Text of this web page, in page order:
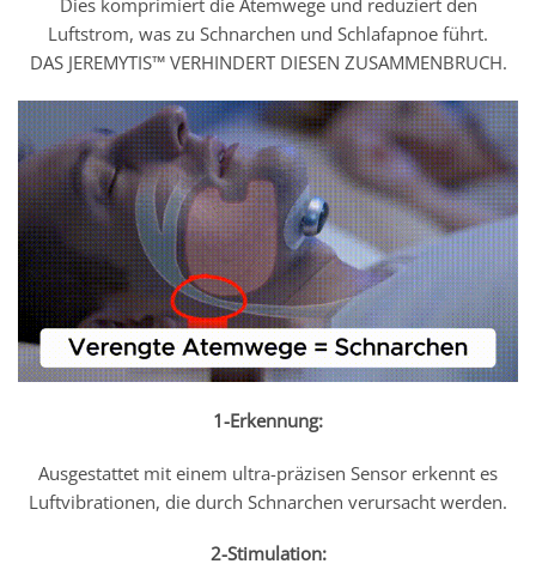
Dies komprimiert die Atemwege und reduziert den
Luftstrom, was zu Schnarchen und Schlafapnoe führt.
DAS JEREMYTIS™ VERHINDERT DIESEN ZUSAMMENBRUCH.
1-Erkennung:
Ausgestattet mit einem ultra-präzisen Sensor erkennt es
Luftvibrationen, die durch Schnarchen verursacht werden.
2-Stimulation: